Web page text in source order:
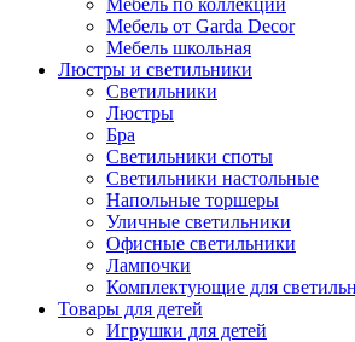
Мебель по коллекции
Мебель от Garda Decor
Мебель школьная
Люстры и светильники
Светильники
Люстры
Бра
Светильники споты
Светильники настольные
Напольные торшеры
Уличные светильники
Офисные светильники
Лампочки
Комплектующие для
Товары для детей
Игрушки для детей